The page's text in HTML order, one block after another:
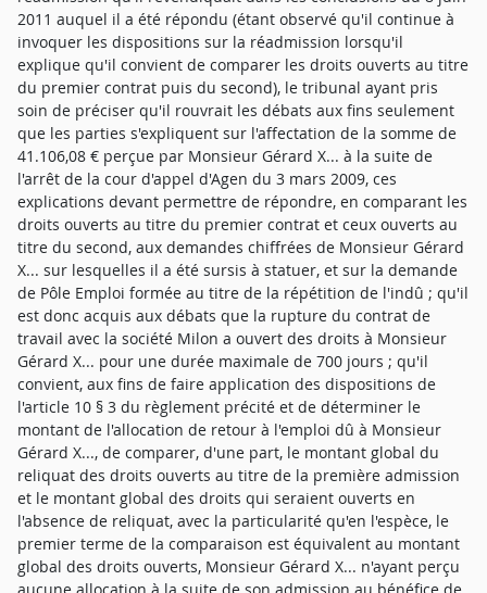
2011 auquel il a été répondu (étant observé qu'il continue à
invoquer les dispositions sur la réadmission lorsqu'il
explique qu'il convient de comparer les droits ouverts au titre
du premier contrat puis du second), le tribunal ayant pris
soin de préciser qu'il rouvrait les débats aux fins seulement
que les parties s'expliquent sur l'affectation de la somme de
41.106,08 € perçue par Monsieur Gérard X... à la suite de
l'arrêt de la cour d'appel d'Agen du 3 mars 2009, ces
explications devant permettre de répondre, en comparant les
droits ouverts au titre du premier contrat et ceux ouverts au
titre du second, aux demandes chiffrées de Monsieur Gérard
X... sur lesquelles il a été sursis à statuer, et sur la demande
de Pôle Emploi formée au titre de la répétition de l'indû ; qu'il
est donc acquis aux débats que la rupture du contrat de
travail avec la société Milon a ouvert des droits à Monsieur
Gérard X... pour une durée maximale de 700 jours ; qu'il
convient, aux fins de faire application des dispositions de
l'article 10 § 3 du règlement précité et de déterminer le
montant de l'allocation de retour à l'emploi dû à Monsieur
Gérard X..., de comparer, d'une part, le montant global du
reliquat des droits ouverts au titre de la première admission
et le montant global des droits qui seraient ouverts en
l'absence de reliquat, avec la particularité qu'en l'espèce, le
premier terme de la comparaison est équivalent au montant
global des droits ouverts, Monsieur Gérard X... n'ayant perçu